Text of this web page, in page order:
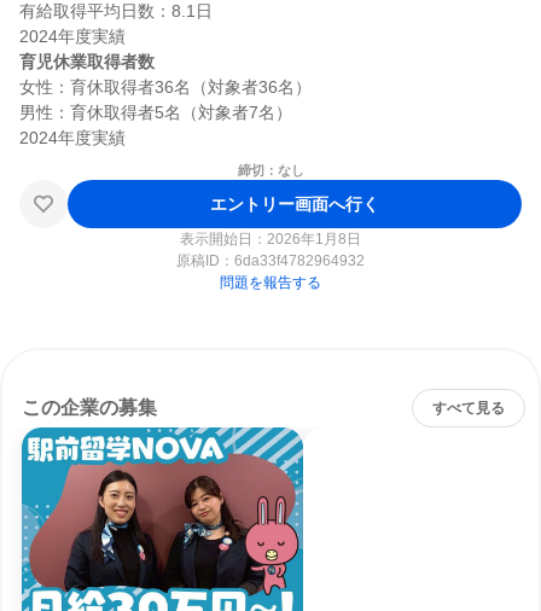
有給取得平均日数：8.1日
育児休業取得者数
女性：育休取得者36名（対象者36名）
男性：育休取得者5名（対象者7名）
締切：なし
エントリー画面へ行く
表示開始日：2026年1月8日
原稿ID： 6da33f4782964932
問題を報告する
この企業の募集 すべて見る